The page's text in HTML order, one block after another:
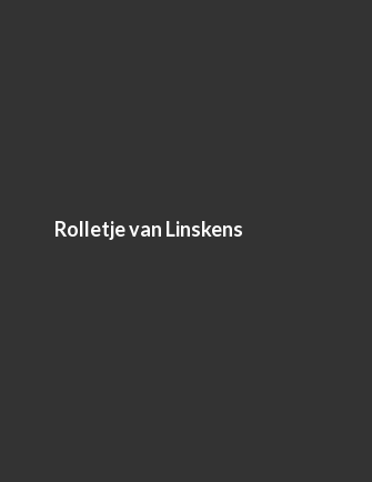
Rolletje van Linskens